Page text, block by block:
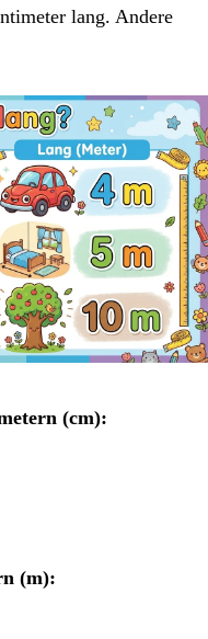
lang. Andere
(cm):
(m):